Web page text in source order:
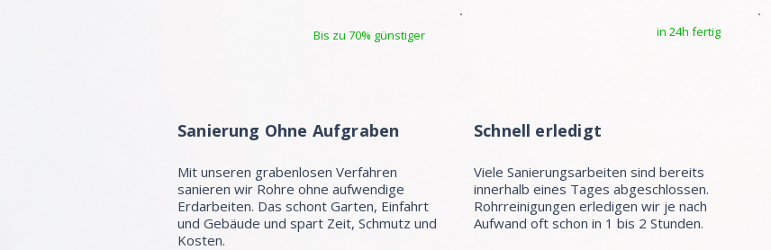
Bis zu 70% günstiger
Sanierung Ohne Aufgraben
Mit unseren grabenlosen Verfahren
sanieren wir Rohre ohne aufwendige
Erdarbeiten. Das schont Garten, Einfahrt
und Gebäude und spart Zeit, Schmutz und
Kosten.
in 24h fertig
Schnell erledigt
Viele Sanierungsarbeiten sind bereits
innerhalb eines Tages abgeschlossen.
Rohrreinigungen erledigen wir je nach
Aufwand oft schon in 1 bis 2 Stunden.